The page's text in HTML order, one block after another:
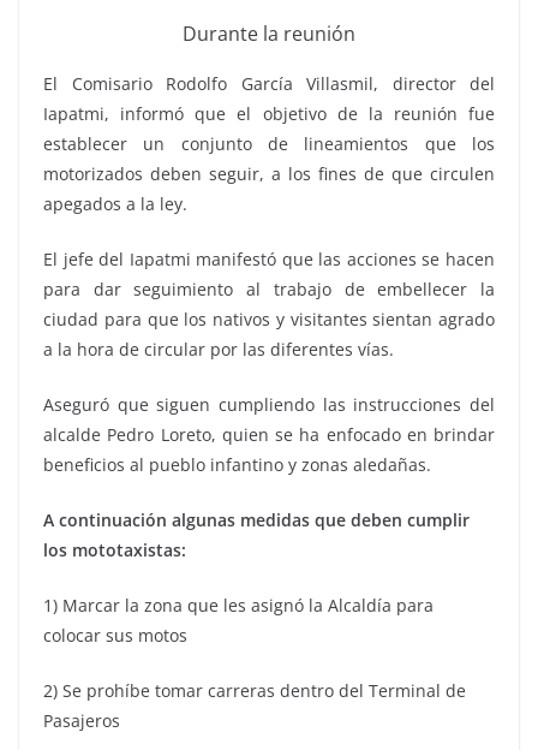
Durante la reunión
El Comisario Rodolfo García Villasmil, director del
Iapatmi, informó que el objetivo de la reunión fue
establecer un conjunto de lineamientos que los
motorizados deben seguir, a los fines de que circulen
apegados a la ley.
El jefe del Iapatmi manifestó que las acciones se hacen
para dar seguimiento al trabajo de embellecer la
ciudad para que los nativos y visitantes sientan agrado
a la hora de circular por las diferentes vías.
Aseguró que siguen cumpliendo las instrucciones del
alcalde Pedro Loreto, quien se ha enfocado en brindar
beneficios al pueblo infantino y zonas aledañas.
A continuación algunas medidas que deben cumplir
los mototaxistas:
1) Marcar la zona que les asignó la Alcaldía para
colocar sus motos
2) Se prohíbe tomar carreras dentro del Terminal de
Pasajeros